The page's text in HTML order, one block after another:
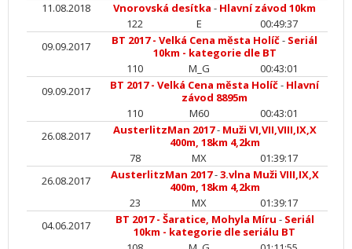
11.08.2018
Vnorovská desítka - Hlavní závod 10km
122
E
00:49:37
09.09.2017
BT 2017 - Velká Cena města Holíč- Seriál
10km - kategorie dle BT
110
M_G
00:43:01
09.09.2017
BT 2017 - Velká Cena města Holíč- Hlavní
závod 8895m
110
M60
00:43:01
26.08.2017
AusterlitzMan 2017- Muži VI,VII,VIII,IX,X
400m, 18km 4,2km
78
MX
01:39:17
26.08.2017
AusterlitzMan 2017-3.vlna Muži VIII,IX,X
400m, 18km 4,2km
23
MX
01:39:17
04.06.2017
BT 2017 - Šaratice, Mohyla Míru - Seriál
10km - kategorie dle seriálu BT